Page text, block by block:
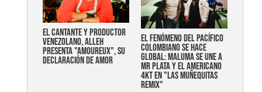
EL CANTANTE Y PRODUCTOR
VENEZOLANO, ALLEH
PRESENTA "AMOUREUX", SU
DECLARACIÓN DE AMOR
EL FENÓMENO DEL PACÍFICO
COLOMBIANO SE HACE
GLOBAL: MALUMA SE UNE A
MR PLATA Y EL AMERICANO
4KT EN "LAS MUÑEQUITAS
REMIX"